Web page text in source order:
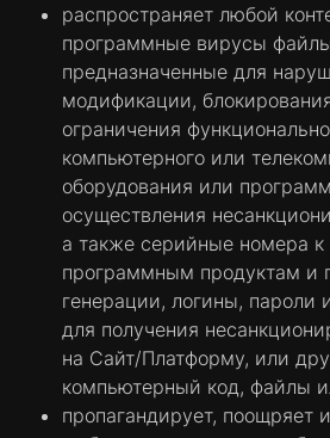
распространяет любой
программные вирусы
предназначенные для
модификации,
ограничения
компьютерного или
оборудования или
осуществления
а также серийные номера
программным продуктам и
генерации, логины, пароли
для получения
на Сайт/Платформу, или
компьютерный код, файлы
пропагандирует, поощряет
4. Компания и поставщики
использовать файлы cookie в
в том числе, чтобы:
системы компании могли
идентифицировать
сеанса или во время входа
Это позволяет Компании
онлайн-транзакции
запросы и проверять его
того, как Пользователь
при перемещении по
облегчить получение
посещениях
анализировать